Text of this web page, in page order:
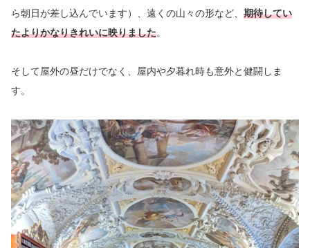
ら朝日が差し込んでいます）、遠くの山々の形など、 期待してい
たよりかなりきれいに映りました。
そして屋外の昼だけでなく、屋内や夕暮れ時も意外と健闘しま
す。